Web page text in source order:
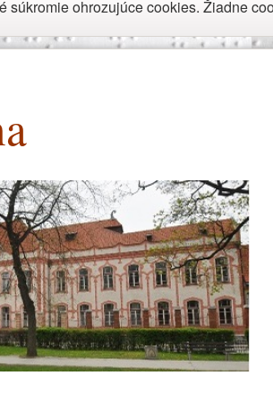
ohrozujúce cookies. Žiadne